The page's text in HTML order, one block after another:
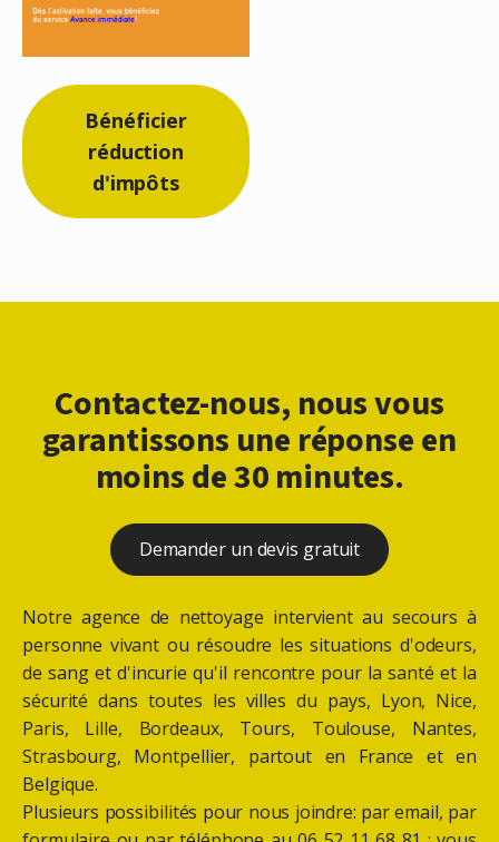
Bénéficier
réduction
d'impôts
Contactez-nous, nous vous
garantissons une réponse en
moins de 30 minutes.
Demander un devis gratuit
Notre agence de nettoyage intervient au secours à
personne vivant ou résoudre les situations d'odeurs,
de sang et d'incurie qu'il rencontre pour la santé et la
sécurité dans toutes les villes du pays, Lyon, Nice,
Paris, Lille, Bordeaux, Tours, Toulouse, Nantes,
Strasbourg, Montpellier, partout en France et en
Belgique.
Plusieurs possibilités pour nous joindre: par email, par